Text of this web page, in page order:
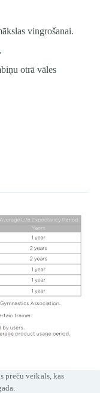
vingrošanai.
otrā vāles
preču veikals, kas